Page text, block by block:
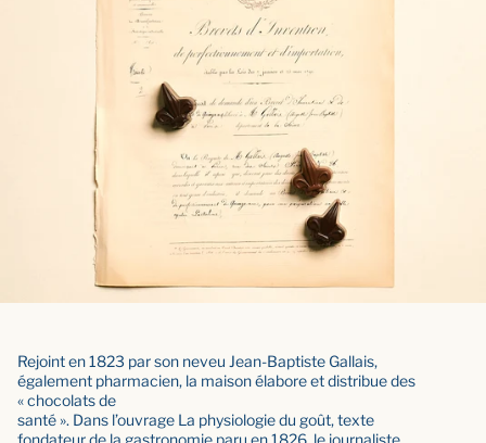
Rejoint en 1823 par son neveu Jean-Baptiste Gallais,
également pharmacien, la maison élabore et distribue des
« chocolats de
santé ». Dans l’ouvrage La physiologie du goût, texte
fondateur de la gastronomie paru en 1826, le journaliste